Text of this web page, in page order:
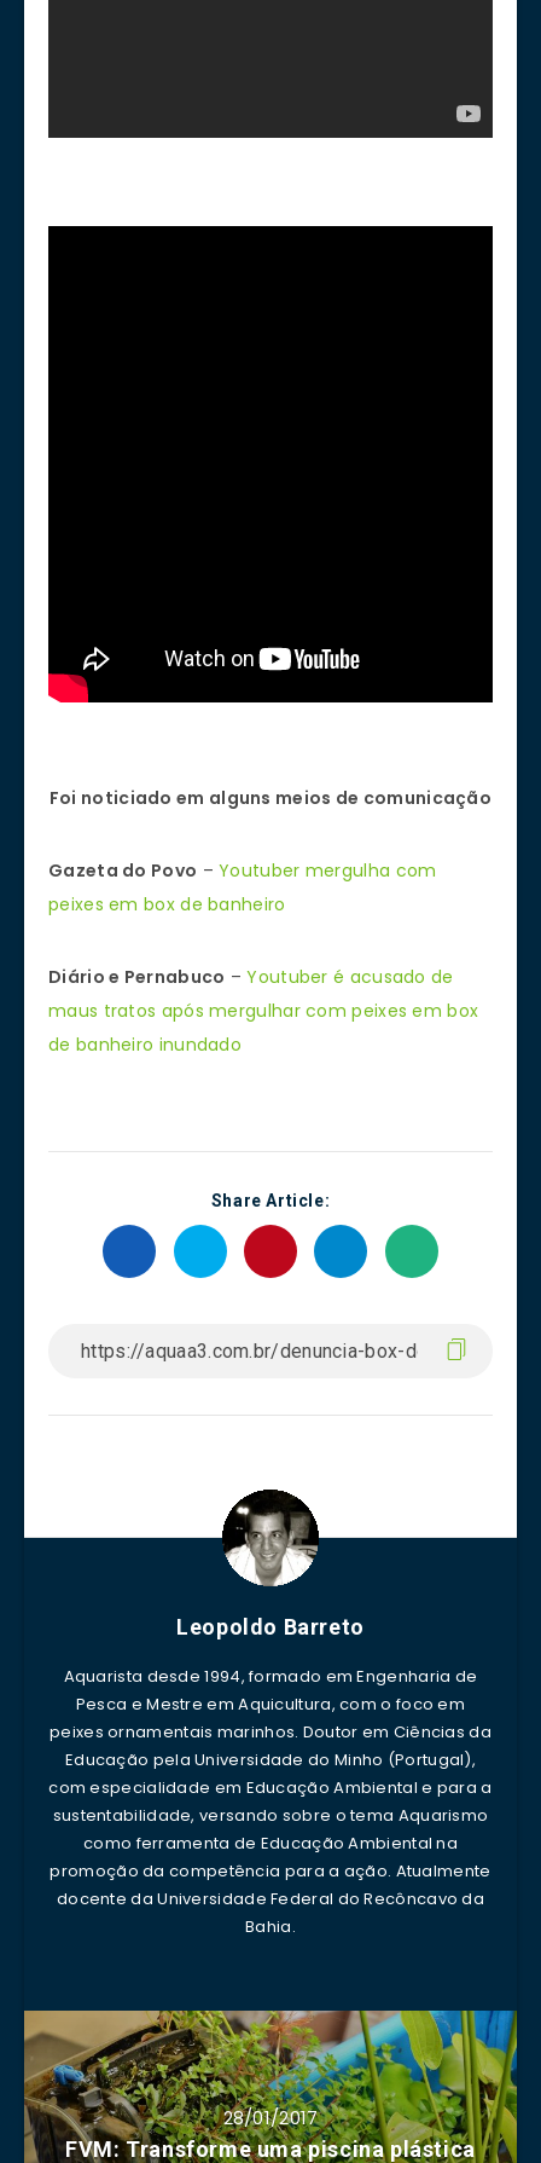
Foi noticiado em alguns meios de comunicação
Gazeta do Povo –Youtuber mergulha com
peixes em box de banheiro
Diário e Pernabuco –Youtuber é acusado de
maus tratos após mergulhar com peixes em box
de banheiro inundado
Share Article:
Leopoldo Barreto
Aquarista desde 1994, formado em Engenharia de
Pesca e Mestre em Aquicultura, com o foco em
peixes ornamentais marinhos. Doutor em Ciências da
Educação pela Universidade do Minho (Portugal),
com especialidade em Educação Ambiental e para a
sustentabilidade, versando sobre o tema Aquarismo
como ferramenta de Educação Ambiental na
promoção da competência para a ação. Atualmente
docente da Universidade Federal do Recôncavo da
Bahia.
28/01/2017
FVM: Transforme uma piscina plástica